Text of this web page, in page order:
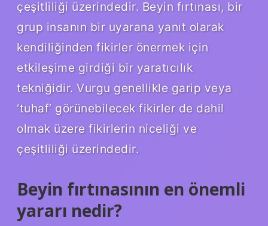
çeşitliliği üzerindedir. Beyin fırtınası, bir
grup insanın bir uyarana yanıt olarak
kendiliğinden fikirler önermek için
etkileşime girdiği bir yaratıcılık
tekniğidir. Vurgu genellikle garip veya
‘tuhaf’ görünebilecek fikirler de dahil
olmak üzere fikirlerin niceliği ve
çeşitliliği üzerindedir.
Beyin fırtınasının en önemli
yararı nedir?